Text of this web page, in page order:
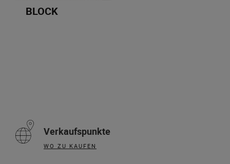
BLOCK
Verkaufspunkte
WO ZU KAUFEN